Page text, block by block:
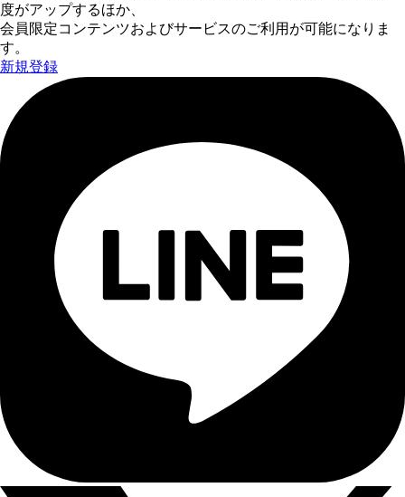
度がアップするほか、
会員限定コンテンツおよびサービスのご利用が可能になりま
す。
新規登録